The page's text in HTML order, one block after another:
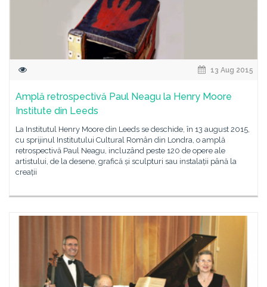
13 Aug 2015
Amplă retrospectivă Paul Neagu la Henry Moore
Institute din Leeds
La Institutul Henry Moore din Leeds se deschide, în 13 august 2015,
cu sprijinul Institutului Cultural Român din Londra, o amplă
retrospectivă Paul Neagu, incluzând peste 120 de opere ale
artistului, de la desene, grafică și sculpturi sau instalații până la
creații